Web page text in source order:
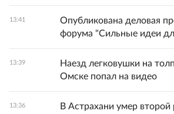
13:41
Опубликована деловая
форума "Сильные идеи
13:39
Наезд легковушки на
Омске попал на видео
13:36
В Астрахани умер второй